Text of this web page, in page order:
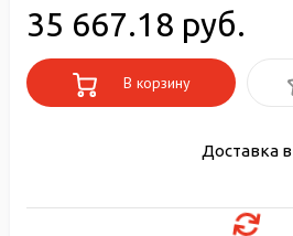
35 667.18 руб.
В корзину
Доставка в